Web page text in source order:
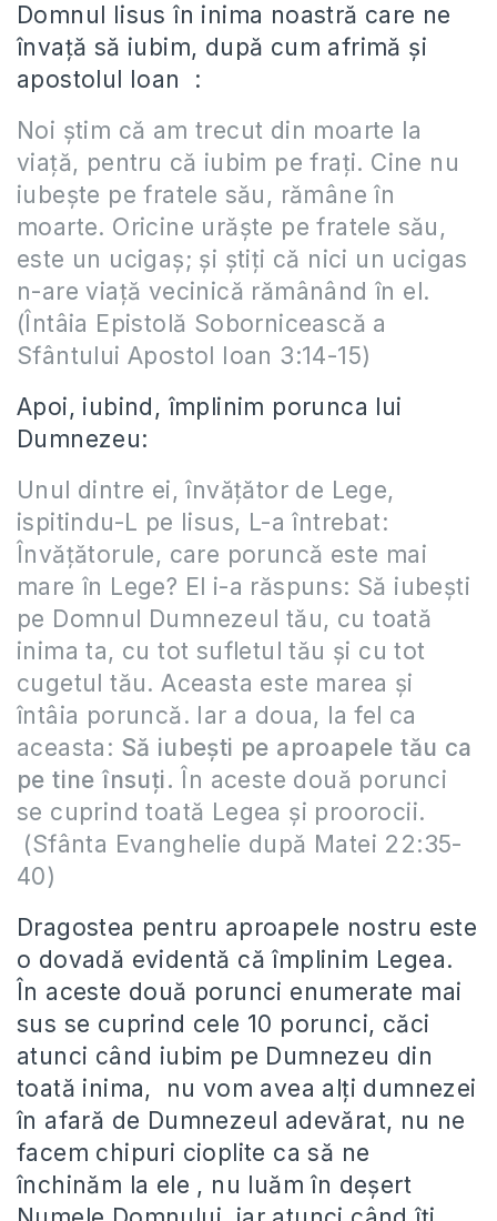
Domnul Iisus în inima noastră care ne
învaţă să iubim, după cum afrimă şi
apostolul Ioan :
Noi ştim că am trecut din moarte la
viaţă, pentru că iubim pe fraţi. Cine nu
iubeşte pe fratele său, rămâne în
moarte. Oricine urăşte pe fratele său,
este un ucigaş; şi ştiţi că nici un ucigas
n-are viaţă vecinică rămânând în el.
(Întâia Epistolă Sobornicească a
Sfântului Apostol Ioan 3:14-15)
Apoi, iubind, împlinim porunca lui
Dumnezeu:
Unul dintre ei, învăţător de Lege,
ispitindu-L pe Iisus, L-a întrebat:
Învăţătorule, care poruncă este mai
mare în Lege? El i-a răspuns: Să iubeşti
pe Domnul Dumnezeul tău, cu toată
inima ta, cu tot sufletul tău şi cu tot
cugetul tău. Aceasta este marea şi
întâia poruncă. Iar a doua, la fel ca
aceasta: Să iubeşti pe aproapele tău ca
pe tine însuţi. În aceste două porunci
se cuprind toată Legea şi proorocii.
(Sfânta Evanghelie după Matei 22:35-
40)
Dragostea pentru aproapele nostru este
o dovadă evidentă că împlinim Legea.
În aceste două porunci enumerate mai
sus se cuprind cele 10 porunci, căci
atunci când iubim pe Dumnezeu din
toată inima, nu vom avea alţi dumnezei
în afară de Dumnezeul adevărat, nu ne
facem chipuri cioplite ca să ne
închinăm la ele , nu luăm în deşert